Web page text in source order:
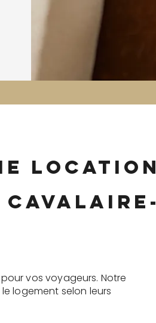
location
vos voyageurs. Notre
logement selon leurs